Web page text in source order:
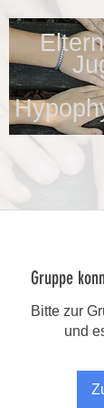
Gruppe
Bitte zur
und